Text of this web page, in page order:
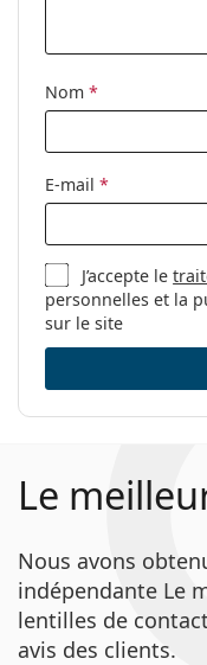
Catégorie:
Marque:
Code:
Nom *
E-mail *
J’accepte le
personnelles et la
sur le site
Le
Nous avons
indépendante Le
lentilles de
avis des clients.